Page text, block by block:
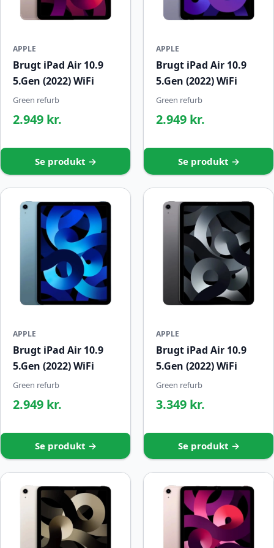
APPLE
Brugt iPad Air 10.9
5.Gen (2022) WiFi
Green refurb
2.949 kr.
Se produkt →
APPLE
Brugt iPad Air 10.9
5.Gen (2022) WiFi
Green refurb
2.949 kr.
Se produkt →
APPLE
Brugt iPad Air 10.9
5.Gen (2022) WiFi
Green refurb
2.949 kr.
Se produkt →
APPLE
Brugt iPad Air 10.9
5.Gen (2022) WiFi
Green refurb
3.349 kr.
Se produkt →